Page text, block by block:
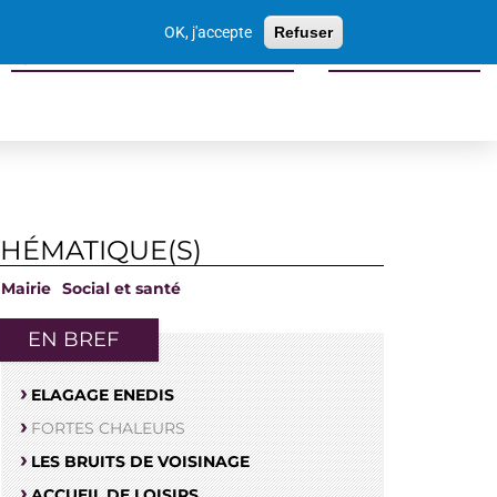
OK, j'accepte Refuser
Sports culture loisirs tourisme
Mairie Social et santé
EN BREF
ELAGAGE ENEDIS
FORTES CHALEURS
LES BRUITS DE VOISINAGE